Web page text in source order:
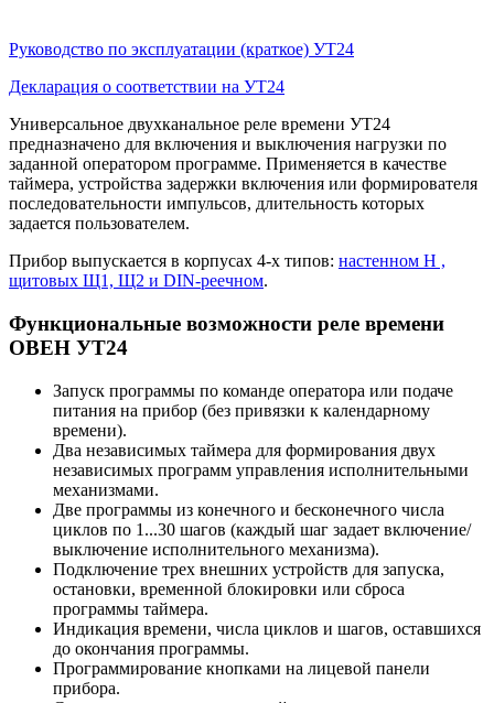
Руководство по эксплуатации (краткое) УТ24
Декларация о соответствии на УТ24
Универсальное двухканальное реле времени УТ24
предназначено для включения и выключения нагрузки по
заданной оператором программе. Применяется в качестве
таймера, устройства задержки включения или формирователя
последовательности импульсов, длительность которых
задается пользователем.
Прибор выпускается в корпусах 4-х типов: настенном Н ,
щитовых Щ1, Щ2 и DIN-реечном.
Функциональные возможности реле времени
ОВЕН УТ24
Запуск программы по команде оператора или подаче
питания на прибор (без привязки к календарному
времени).
Два независимых таймера для формирования двух
независимых программ управления исполнительными
механизмами.
Две программы из конечного и бесконечного числа
циклов по 1...30 шагов (каждый шаг задает включение/
выключение исполнительного механизма).
Подключение трех внешних устройств для запуска,
остановки, временной блокировки или сброса
программы таймера.
Индикация времени, числа циклов и шагов, оставшихся
до окончания программы.
Программирование кнопками на лицевой панели
прибора.